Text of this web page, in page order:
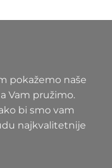
RSD
pokažemo naše
Vam pružimo.
bi smo vam
najkvalitetnije